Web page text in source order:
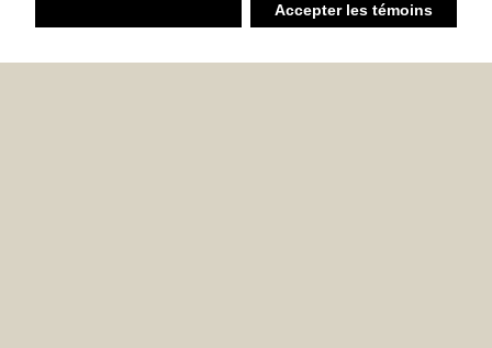
Accepter les témoins
Liste d’achats